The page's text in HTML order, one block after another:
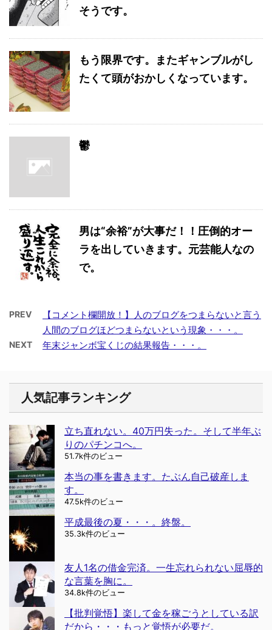
そうです。
もう限界です。またギャンブルがし
たくて頭がおかしくなっています。
鬱
男は“余裕”が大事だ！！圧倒的オー
ラを出していきます。元芸能人なの
で。
PREV
【コメント欄開放！】人のブログをつまらないと言う
人間のブログほどつまらないという現象・・・。
NEXT 年末ジャンボ宝くじの結果報告・・・。
人気記事ランキング
立ち直れない。40万円失った。そして半年ぶ
りのパチンコへ。
51.7k件のビュー
本当の事を書きます。たぶん自己破産しま
す。
47.5k件のビュー
平成最後の夏・・・。終盤。
35.3k件のビュー
友人1名の借金完済。一生忘れられない屈辱的
な言葉を胸に。
34.8k件のビュー
【批判覚悟】楽して金を稼ごうとしている訳
だから・・・もっと覚悟が必要だ。